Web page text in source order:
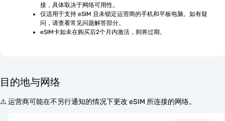
接，具体取决于网络可用性。
仅适用于支持 eSIM 且未锁定运营商的手机和平板电脑。如有疑
问，请查看常见问题解答部分。
eSIM卡如未在购买后2个月内激活，则将过期。
目的地与网络
⚠️ 运营商可能在不另行通知的情况下更改 eSIM 所连接的网络。